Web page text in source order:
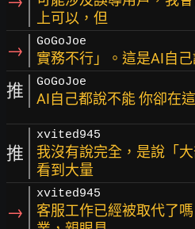
上可以，但
→ GoGoJoe
實務不行」。這是AI自己
推 GoGoJoe
AI自己都說不能 你卻在
推
xvited945
我沒有說完全，是說「
看到大量
→
xvited945
客服工作已經被取代了